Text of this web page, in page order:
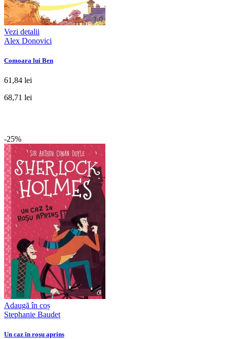
Vezi detalii
Alex Donovici
Comoara lui Ben
61,84 lei
68,71 lei
-25%
Adaugă în coș
Stephanie Baudet
Un caz în roşu aprins